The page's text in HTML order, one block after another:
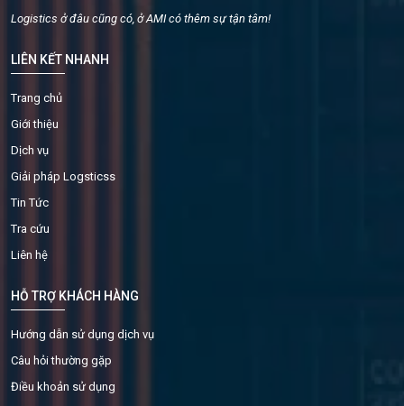
Logistics ở đâu cũng có, ở AMI có thêm sự tận tâm!
LIÊN KẾT NHANH
Trang chủ
Giới thiệu
Dịch vụ
Giải pháp Logsticss
Tin Tức
Tra cứu
Liên hệ
HỖ TRỢ KHÁCH HÀNG
Hướng dẫn sử dụng dịch vụ
Câu hỏi thường gặp
Điều khoản sử dụng